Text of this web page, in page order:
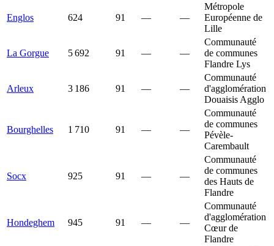
Englos 624 91 — —
Métropole
Européenne de
Lille
La Gorgue 5 692 91 — —
Communauté
de communes
Flandre Lys
Arleux 3 186 91 — —
Communauté
d'agglomération
Douaisis Agglo
Bourghelles 1 710 91 — —
Communauté
de communes
Pévèle-
Carembault
Socx 925 91 — —
Communauté
de communes
des Hauts de
Flandre
Hondeghem 945 91 — —
Communauté
d'agglomération
Cœur de
Flandre